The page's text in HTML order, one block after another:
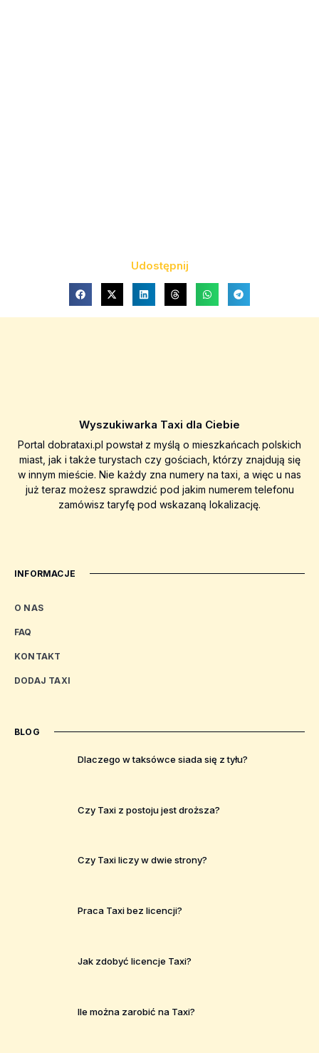
Udostępnij
Wyszukiwarka Taxi dla Ciebie
Portal dobrataxi.pl powstał z myślą o mieszkańcach polskich
miast, jak i także turystach czy gościach, którzy znajdują się
w innym mieście. Nie każdy zna numery na taxi, a więc u nas
już teraz możesz sprawdzić pod jakim numerem telefonu
zamówisz taryfę pod wskazaną lokalizację.
INFORMACJE
O NAS
FAQ
KONTAKT
DODAJ TAXI
BLOG
Dlaczego w taksówce siada się z tyłu?
Czy Taxi z postoju jest droższa?
Czy Taxi liczy w dwie strony?
Praca Taxi bez licencji?
Jak zdobyć licencje Taxi?
Ile można zarobić na Taxi?